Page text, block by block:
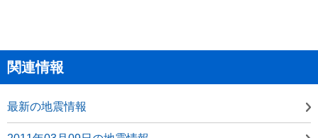
関連情報
最新の地震情報